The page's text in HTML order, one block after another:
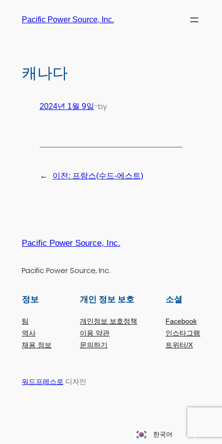
Pacific Power Source, Inc.
캐나다
2024년 1월 9일-by
← 이전: 프랑스(수드-에스트)
Pacific Power Source, Inc.
Pacific Power Source, Inc.
정보
팀
역사
채용 정보
개인 정보 보호
개인정보 보호정책
이용 약관
문의하기
소셜
Facebook
인스타그램
트위터/X
워드프레스로 디자인
한국어